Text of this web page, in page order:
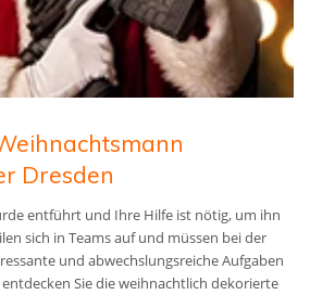
Dresden
entführt und Ihre Hilfe ist nötig, um ihn
sich in Teams auf und müssen bei der
und abwechslungsreiche Aufgaben
Sie die weihnachtlich dekorierte